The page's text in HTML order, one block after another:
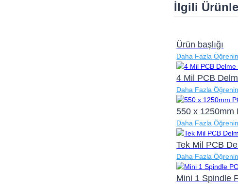
İlgili
Ürün başlığı
Daha Fazla Öğrenin
4 Mil PCB
Daha Fazla Öğrenin
550 x 1250mm
Daha Fazla Öğrenin
Tek Mil PCB
Daha Fazla Öğrenin
Mini 1 Spindle